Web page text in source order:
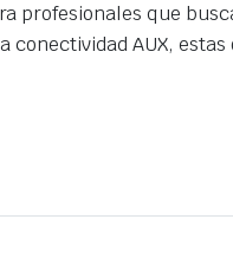
profesionales que
AUX,